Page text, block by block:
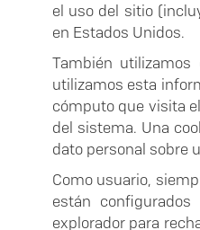
el uso del sitio
en Estados Unidos.
También
utilizamos esta
cómputo que visita
del sistema. Una
dato personal sobre
Como usuario,
están
explorador para